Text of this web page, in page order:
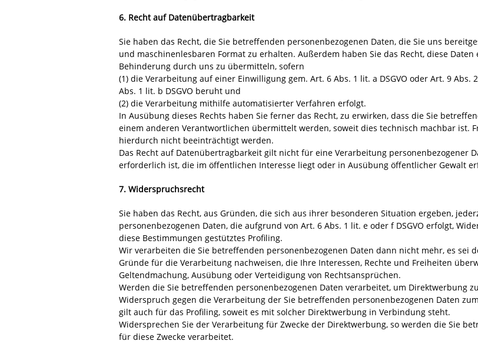
6. Recht auf Datenübertragbarkeit
Sie haben das Recht, die Sie betreffenden personenbezogenen Daten, die Sie uns
und maschinenlesbaren Format zu erhalten. Außerdem haben Sie das Recht, diese
Behinderung durch uns zu übermitteln, sofern
(1) die Verarbeitung auf einer Einwilligung gem. Art. 6 Abs. 1 lit. a DSGVO oder Art. 9 Abs.
Abs. 1 lit. b DSGVO beruht und
(2) die Verarbeitung mithilfe automatisierter Verfahren erfolgt.
In Ausübung dieses Rechts haben Sie ferner das Recht, zu erwirken, dass die Sie
einem anderen Verantwortlichen übermittelt werden, soweit dies technisch machbar ist.
hierdurch nicht beeinträchtigt werden.
Das Recht auf Datenübertragbarkeit gilt nicht für eine Verarbeitung personenbezogener
erforderlich ist, die im öffentlichen Interesse liegt oder in Ausübung öffentlicher Gewalt
7. Widerspruchsrecht
Sie haben das Recht, aus Gründen, die sich aus ihrer besonderen Situation ergeben,
personenbezogenen Daten, die aufgrund von Art. 6 Abs. 1 lit. e oder f DSGVO erfolgt,
diese Bestimmungen gestütztes Profiling.
Wir verarbeiten die Sie betreffenden personenbezogenen Daten dann nicht mehr, es sei
Gründe für die Verarbeitung nachweisen, die Ihre Interessen, Rechte und Freiheiten
Geltendmachung, Ausübung oder Verteidigung von Rechtsansprüchen.
Werden die Sie betreffenden personenbezogenen Daten verarbeitet, um Direktwerbung
Widerspruch gegen die Verarbeitung der Sie betreffenden personenbezogenen Daten
gilt auch für das Profiling, soweit es mit solcher Direktwerbung in Verbindung steht.
Widersprechen Sie der Verarbeitung für Zwecke der Direktwerbung, so werden die Sie
für diese Zwecke verarbeitet.